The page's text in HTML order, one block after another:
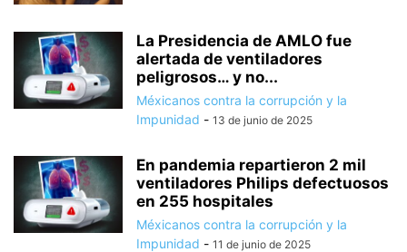
La Presidencia de AMLO fue
alertada de ventiladores
peligrosos… y no...
Méxicanos contra la corrupción y la
Impunidad - 13 de junio de 2025
En pandemia repartieron 2 mil
ventiladores Philips defectuosos
en 255 hospitales
Méxicanos contra la corrupción y la
Impunidad - 11 de junio de 2025